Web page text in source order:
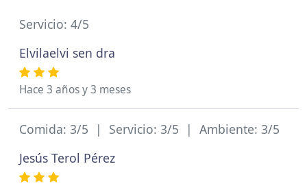
Servicio: 4/5
Elvilaelvi sen dra
Hace 3 años y 3 meses
Comida: 3/5 | Servicio: 3/5 | Ambiente: 3/5
Jesús Terol Pérez